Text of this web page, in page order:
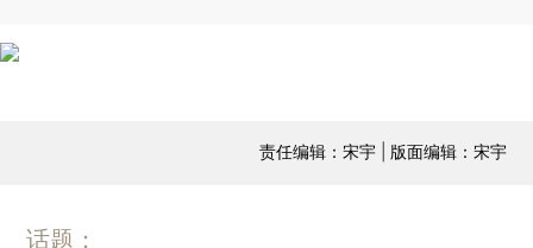
责任编辑：宋宇 | 版面编辑：宋宇
话题：